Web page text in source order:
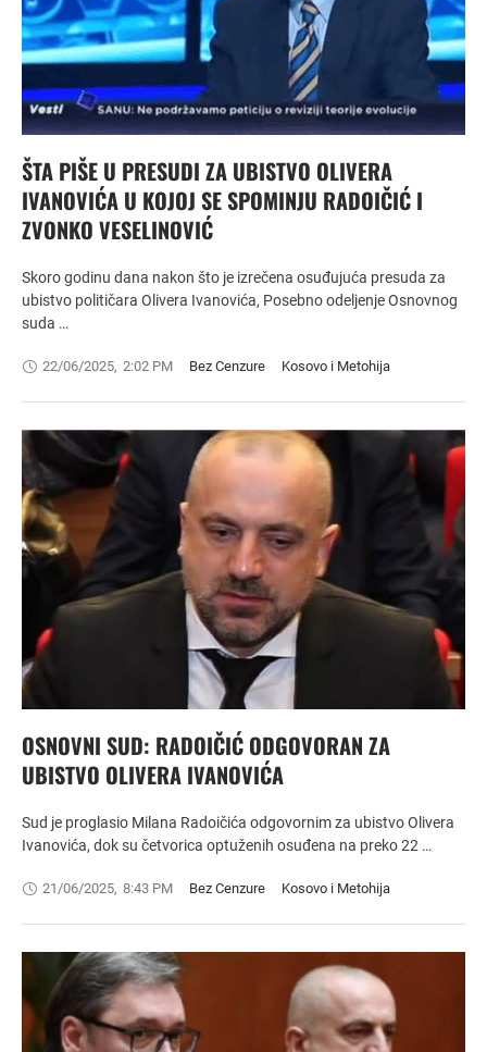
ŠTA PIŠE U PRESUDI ZA UBISTVO OLIVERA
IVANOVIĆA U KOJOJ SE SPOMINJU RADOIČIĆ I
ZVONKO VESELINOVIĆ
Skoro godinu dana nakon što je izrečena osuđujuća presuda za
ubistvo političara Olivera Ivanovića, Posebno odeljenje Osnovnog
suda …
22/06/2025, 2:02 PM Bez Cenzure Kosovo i Metohija
OSNOVNI SUD: RADOIČIĆ ODGOVORAN ZA
UBISTVO OLIVERA IVANOVIĆA
Sud je proglasio Milana Radoičića odgovornim za ubistvo Olivera
Ivanovića, dok su četvorica optuženih osuđena na preko 22 …
21/06/2025, 8:43 PM Bez Cenzure Kosovo i Metohija